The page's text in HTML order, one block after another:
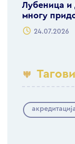
Лубеница
многу
24.07.2026
Тагови